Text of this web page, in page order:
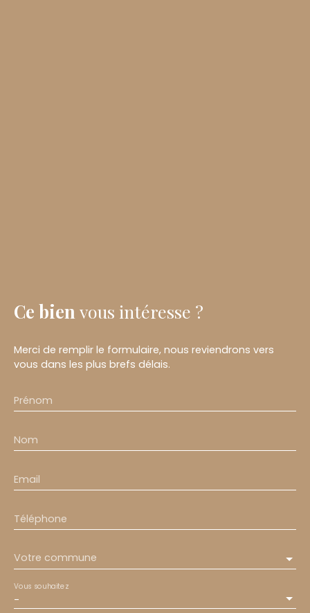
Ce bien vous intéresse ?
Merci de remplir le formulaire, nous reviendrons vers
vous dans les plus brefs délais.
Prénom
Nom
Email
Téléphone
Votre commune
-
Vous souhaitez